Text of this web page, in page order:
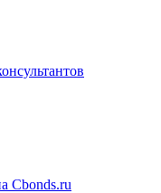
Cbonds.ru